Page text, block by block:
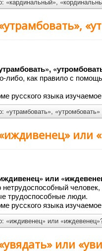
либо, как правило с
русского языка
«утрамбовать»,
или
или
трудоспособные люди.
русского языка
«иждивенец» или
или